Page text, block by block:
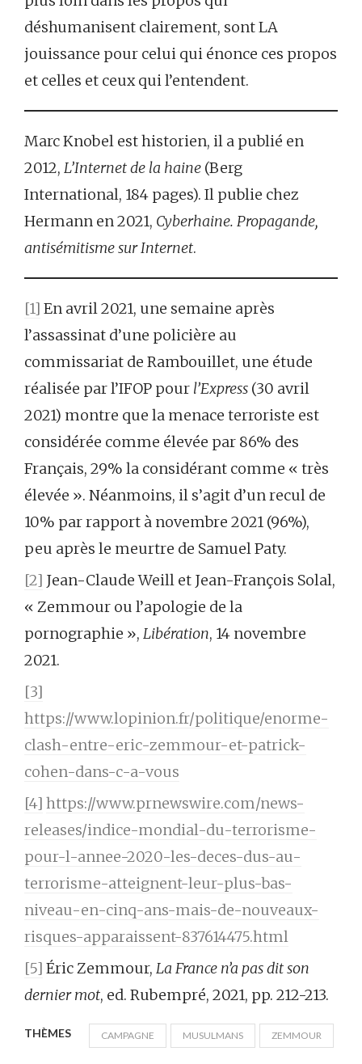
déshumanisent clairement, sont LA
jouissance pour celui qui énonce ces propos
et celles et ceux qui l’entendent.
Marc Knobel est historien, il a publié en
2012, L’Internet de la haine (Berg
International, 184 pages). Il publie chez
Hermann en 2021, Cyberhaine. Propagande,
antisémitisme sur Internet.
[1] En avril 2021, une semaine après
l’assassinat d’une policière au
commissariat de Rambouillet, une étude
réalisée par l’IFOP pour l’Express (30 avril
2021) montre que la menace terroriste est
considérée comme élevée par 86% des
Français, 29% la considérant comme « très
élevée ». Néanmoins, il s’agit d’un recul de
10% par rapport à novembre 2021 (96%),
peu après le meurtre de Samuel Paty.
[2] Jean-Claude Weill et Jean-François Solal,
« Zemmour ou l’apologie de la
pornographie », Libération, 14 novembre
2021.
[3]
https://www.lopinion.fr/politique/enorme-
clash-entre-eric-zemmour-et-patrick-
cohen-dans-c-a-vous
[4] https://www.prnewswire.com/news-
releases/indice-mondial-du-terrorisme-
pour-l-annee-2020-les-deces-dus-au-
terrorisme-atteignent-leur-plus-bas-
niveau-en-cinq-ans-mais-de-nouveaux-
risques-apparaissent-837614475.html
[5] Éric Zemmour, La France n’a pas dit son
dernier mot, ed. Rubempré, 2021, pp. 212-213.
THÈMES CAMPAGNE MUSULMANS ZEMMOUR